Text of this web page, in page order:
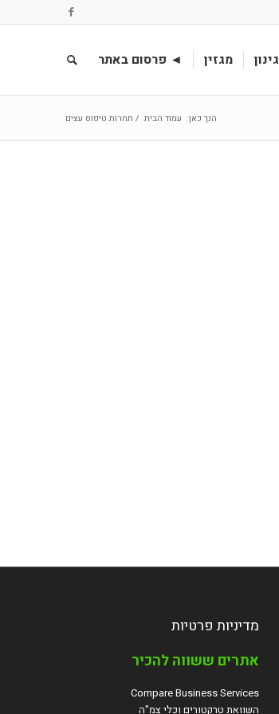
גינון מגזין ◄ פרסום באתר
הנך כאן: עמוד הבית / תחרות טיפוס עצים
מדיניות פרטיות
אתרים ששווה להכיר
Compare Business Services
השוואת טרקטורים וכלי צמ"ה